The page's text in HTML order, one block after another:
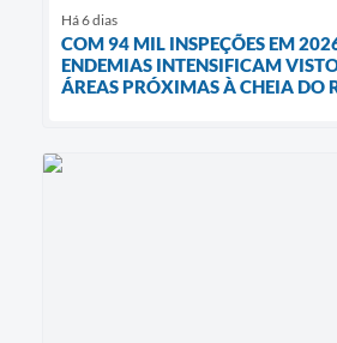
Há 6 dias
COM 94 MIL INSPEÇÕES EM
ENDEMIAS INTENSIFICAM
ÁREAS PRÓXIMAS À CHEIA DO